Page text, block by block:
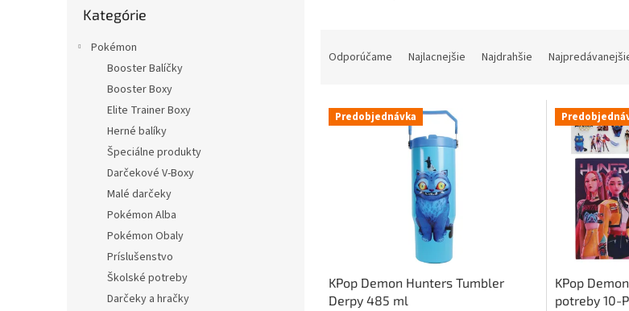
kategórie
Kategórie
Pokémon
Booster Balíčky
Booster Boxy
Elite Trainer Boxy
Herné balíky
Špeciálne produkty
Darčekové V-Boxy
Malé darčeky
Pokémon Alba
Pokémon Obaly
Príslušenstvo
Školské potreby
Darčeky a hračky
n
Odporúčame Najlacnejšie Najdrahšie
V Predobjednávka
KPop Demon Hunters Tumbler
Derpy 485 ml
KPop
potreby 10-